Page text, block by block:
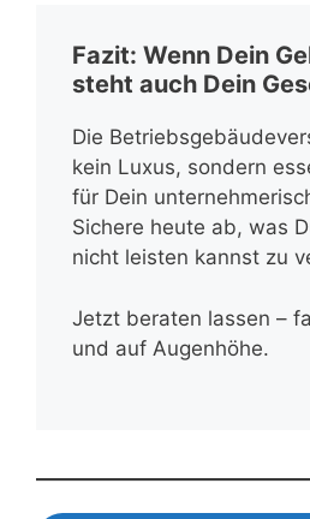
Fazit: Wenn Dein
steht auch Dein
Die
kein Luxus, sondern
für Dein
Sichere heute ab, was
nicht leisten kannst zu
Jetzt beraten lassen –
und auf Augenhöhe.